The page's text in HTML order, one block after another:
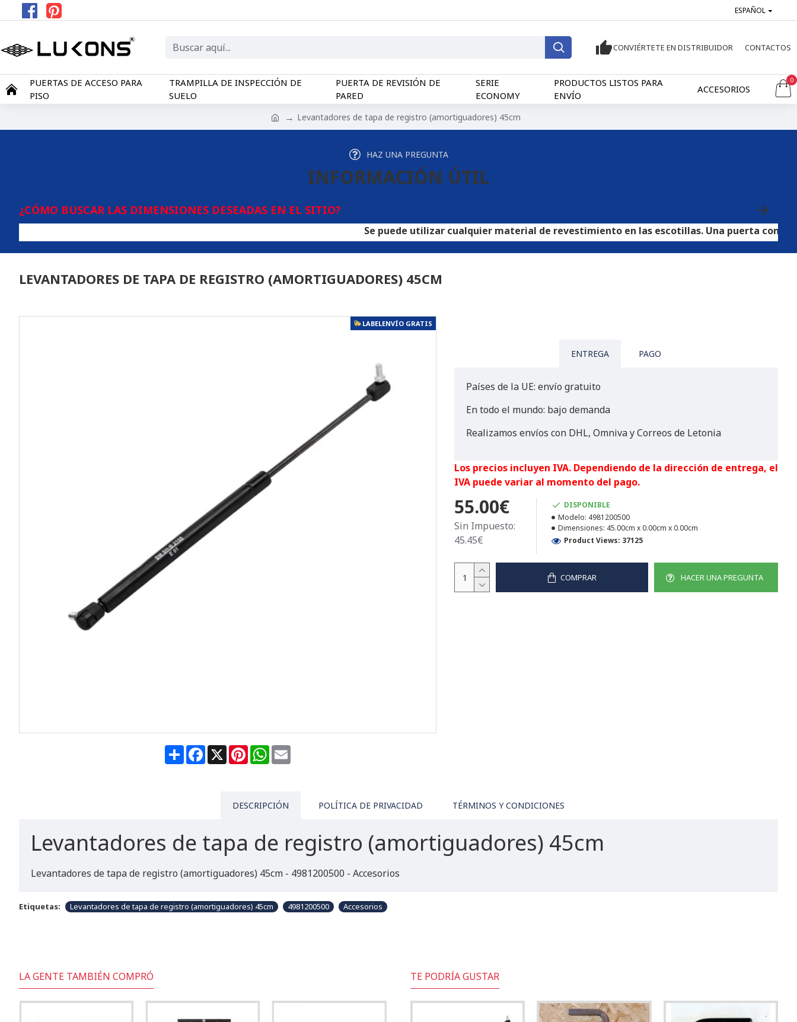
ESPAÑOL
CONVIÉRTETE EN DISTRIBUIDOR CONTACTOS
PUERTAS DE ACCESO PARA
PISO
TRAMPILLA DE INSPECCIÓN DE
SUELO
PUERTA DE REVISIÓN DE
PARED
SERIE
ECONOMY
PRODUCTOS LISTOS PARA
ENVÍO
ACCESORIOS
0
Levantadores de tapa de registro (amortiguadores) 45cm
HAZ UNA PREGUNTA
INFORMACIÓN ÚTIL
¿CÓMO BUSCAR LAS DIMENSIONES DESEADAS EN EL SITIO?
Se puede utilizar cualquier material de revestimiento en las escotillas. Una puerta con
LEVANTADORES DE TAPA DE REGISTRO (AMORTIGUADORES) 45CM
LABELENVÍO GRATIS
ShareFacebook
X PinterestWhatsApp
Email
ENTREGA PAGO
Países de la UE: envío gratuito
En todo el mundo: bajo demanda
Realizamos envíos con DHL, Omniva y Correos de Letonia
Los precios incluyen IVA. Dependiendo de la dirección de entrega, el
IVA puede variar al momento del pago.
55.00€
Sin Impuesto:
45.45€
DISPONIBLE
Modelo: 4981200500
Dimensiones: 45.00cm x 0.00cm x 0.00cm
Product Views: 37125
COMPRAR HACER UNA PREGUNTA
DESCRIPCIÓN POLÍTICA DE PRIVACIDAD TÉRMINOS Y CONDICIONES
Levantadores de tapa de registro (amortiguadores) 45cm
Levantadores de tapa de registro (amortiguadores) 45cm - 4981200500 - Accesorios
Etiquetas: Levantadores de tapa de registro (amortiguadores) 45cm 4981200500 Accesorios
LA GENTE TAMBIÉN COMPRÓ TE PODRÍA GUSTAR